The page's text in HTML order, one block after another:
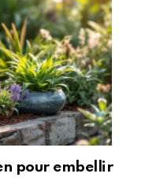
pour embellir